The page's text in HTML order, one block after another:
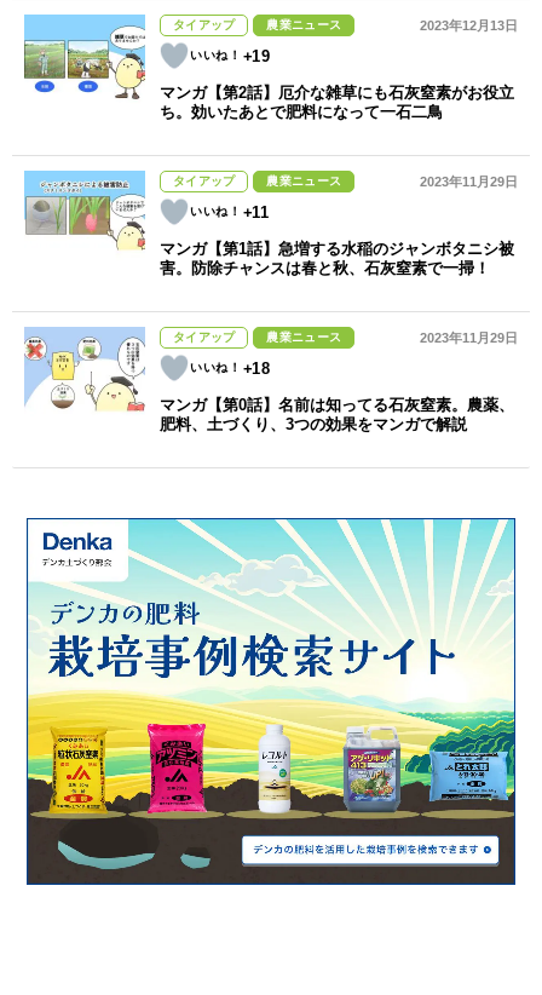
タイアップ 農業ニュース
+19
2023年12月13日
マンガ【第2話】厄介な雑草にも石灰窒素がお役立
ち。効いたあとで肥料になって一石二鳥
タイアップ 農業ニュース
+11
2023年11月29日
マンガ【第1話】急増する水稲のジャンボタニシ被
害。防除チャンスは春と秋、石灰窒素で一掃！
タイアップ 農業ニュース
+18
2023年11月29日
マンガ【第0話】名前は知ってる石灰窒素。農薬、
肥料、土づくり、3つの効果をマンガで解説